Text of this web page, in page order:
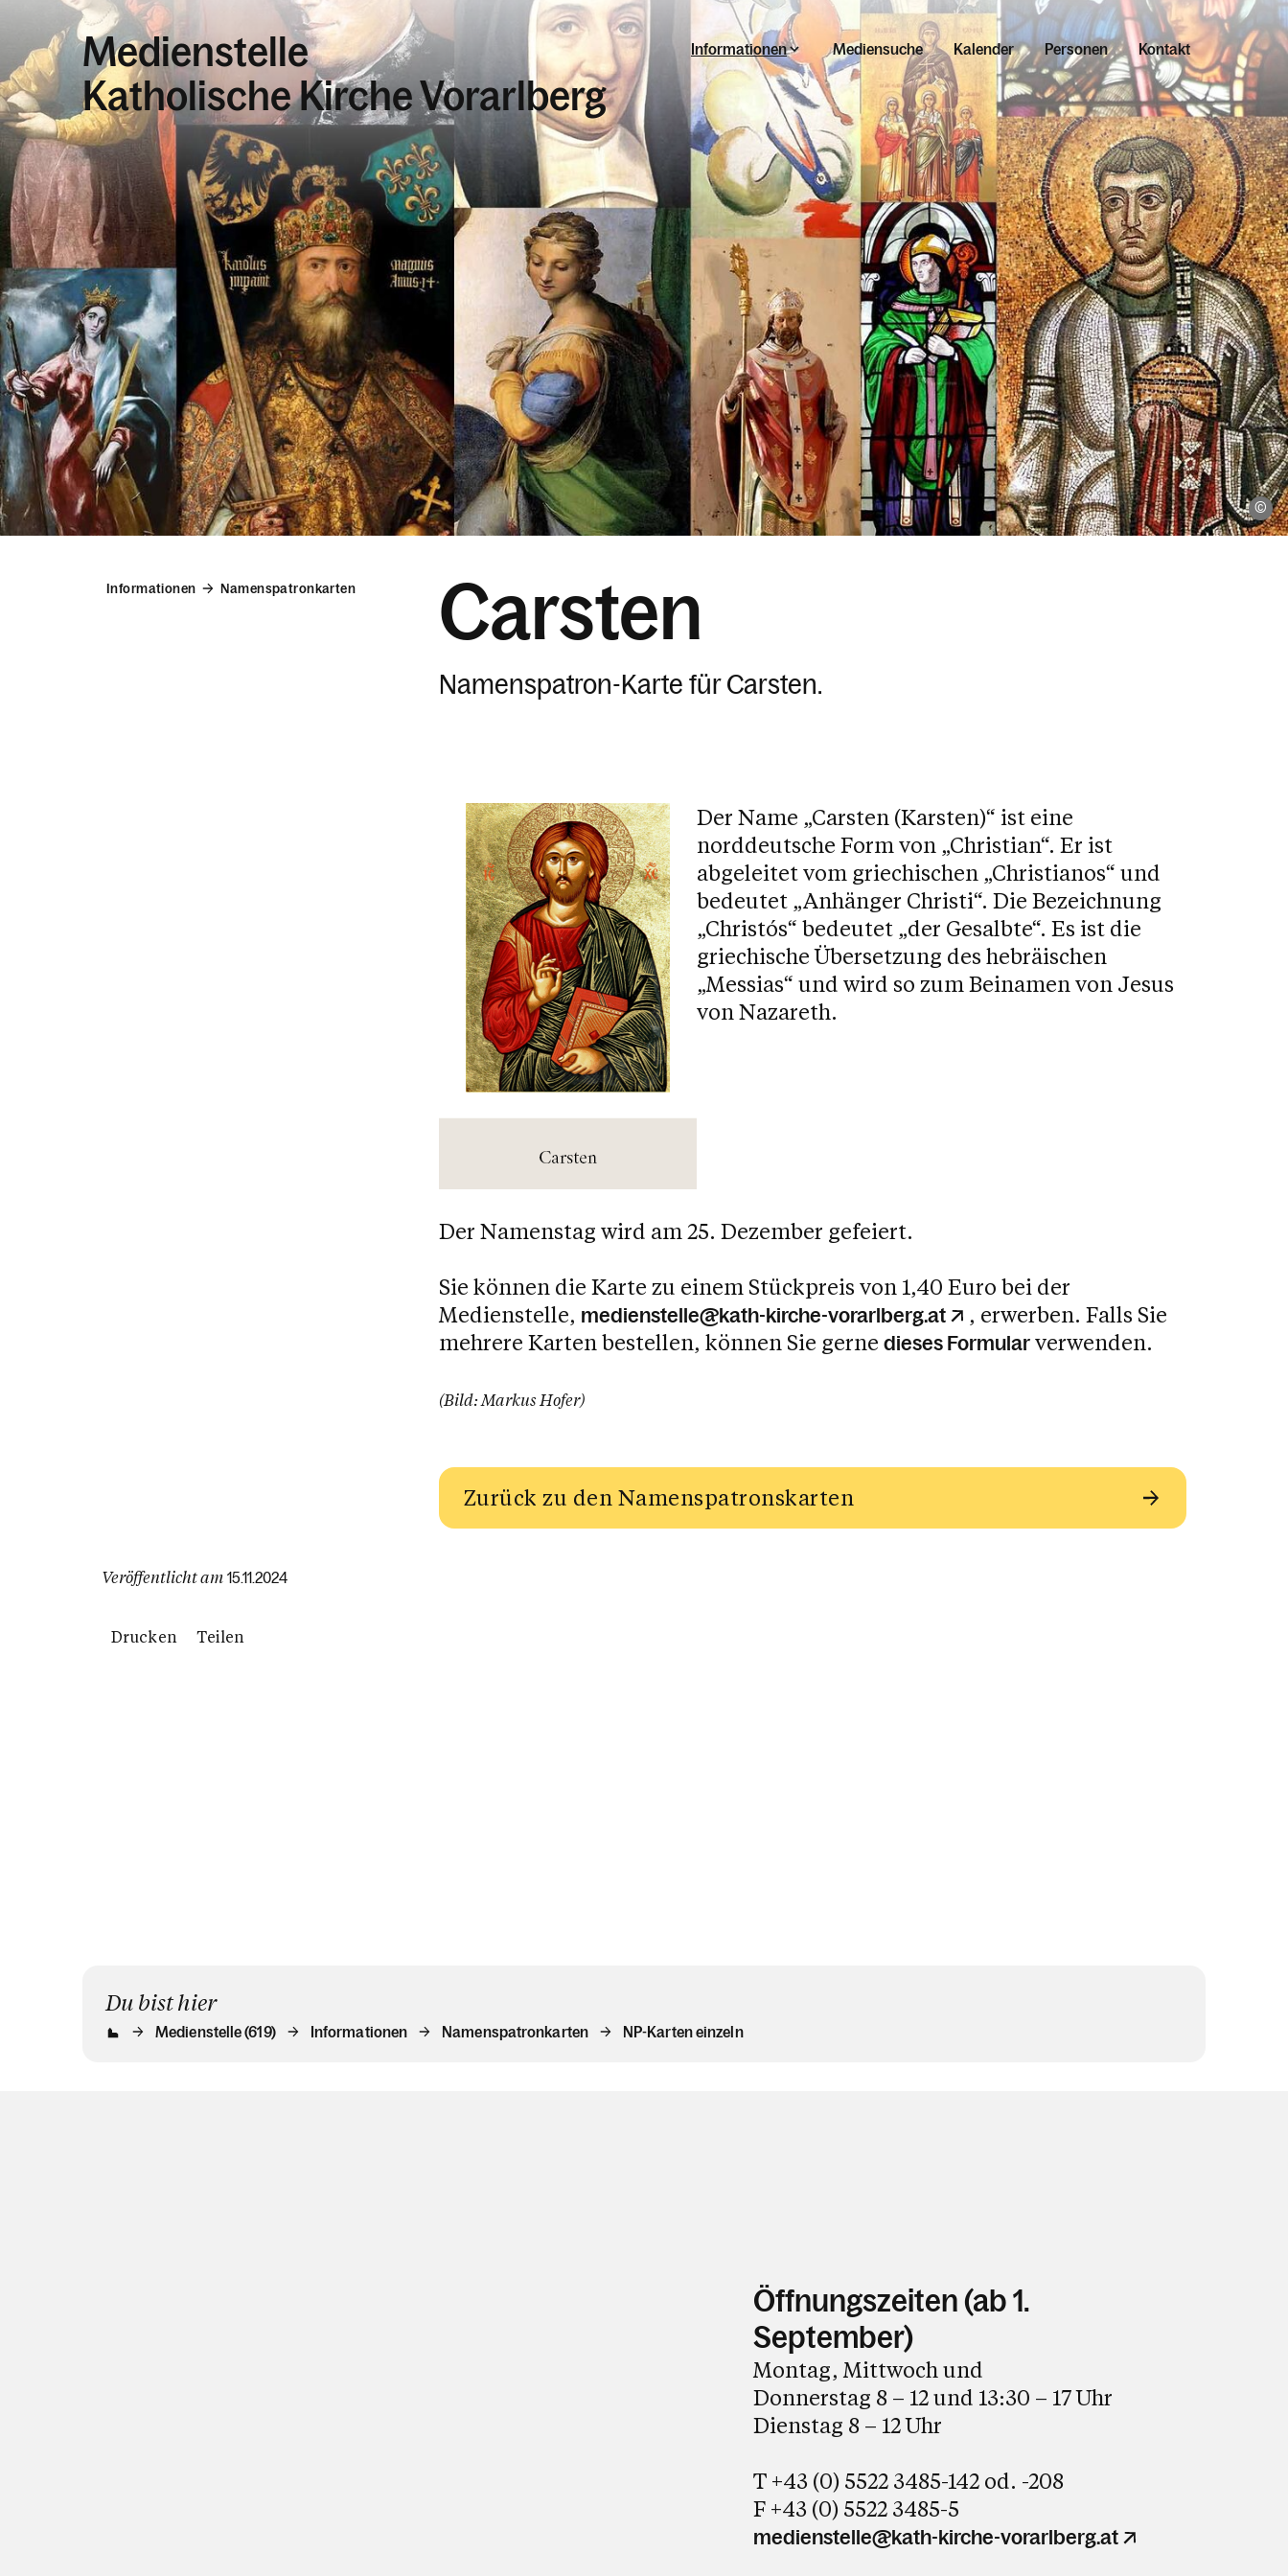
Medienstelle
Katholische Kirche Vorarlberg
Informationen Mediensuche Kalender Personen Kontakt
Informationen Namenspatronkarten Carsten
Namenspatron-Karte für Carsten.
Der Name „Carsten (Karsten)“ ist eine
norddeutsche Form von „Christian“. Er ist
abgeleitet vom griechischen „Christianos“ und
bedeutet „Anhänger Christi“. Die Bezeichnung
„Christós“ bedeutet „der Gesalbte“. Es ist die
griechische Übersetzung des hebräischen
„Messias“ und wird so zum Beinamen von Jesus
von Nazareth.
Der Namenstag wird am 25. Dezember gefeiert.
Sie können die Karte zu einem Stückpreis von 1,40 Euro bei der
Medienstelle, medienstelle@kath-kirche-vorarlberg.at
, erwerben. Falls Sie
mehrere Karten bestellen, können Sie gerne dieses Formular verwenden.
(Bild: Markus Hofer)
Zurück zu den Namenspatronskarten
Veröffentlicht am 15.11.2024
Drucken Teilen
Du bist hier
Medienstelle (619) Informationen Namenspatronkarten NP-Karten einzeln
Öffnungszeiten (ab 1.
September)
Montag, Mittwoch und
Donnerstag 8 – 12 und 13:30 – 17 Uhr
Dienstag 8 – 12 Uhr
T +43 (0) 5522 3485-142 od. -208
F +43 (0) 5522 3485-5
medienstelle@kath-kirche-vorarlberg.at